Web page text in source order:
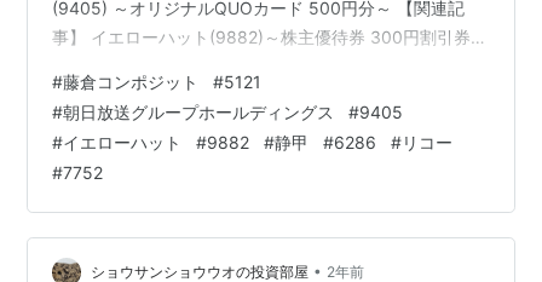
(9405) ～オリジナルQUOカード 500円分～ 【関連記
事】 イエローハット(9882)～株主優待券 300円割引券
甲(6286)～2025年用手帳 1冊～ 【関連記事】 リコー
(7752)～株主特別限定販売案内～ 【関連記事】 ブログを
ご覧頂き、ありがとうございます。 shousanshouuoは、
中小型バリュー株偏重長期投資スタンスの兼業投資家で
す。 3/9…
#藤倉コンポジット #5121
#朝日放送グループホールディングス #9405
#イエローハット #9882 #静甲 #6286 #リコー
#7752
ショウサンショウウオの投資部屋 • 2年前